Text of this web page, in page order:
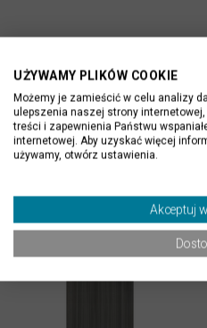
PRODUKTY
UŻYWAMY PLIKÓW COOKIE
Możemy je zamieścić w celu analizy
ulepszenia naszej strony
treści i zapewnienia Państwu
internetowej. Aby uzyskać więcej
używamy, otwórz ustawienia.
Akceptuj